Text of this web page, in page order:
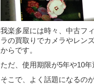
我楽多屋には時々、中古フ
ラの買取りでカメラやレン
からです。
ただ、使用期限が5年や10
そこで、よく話題になるの